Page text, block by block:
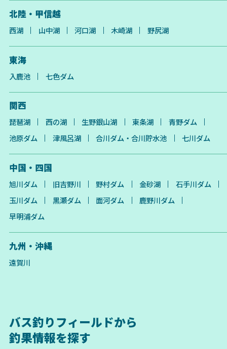
北陸・甲信越
西湖 山中湖 河口湖 木崎湖 野尻湖
東海
入鹿池 七色ダム
関西
琵琶湖 西の湖 生野銀山湖 東条湖
青野ダム
池原ダム
津風呂湖 合川ダム・合川貯水池 七川ダム
中国・四国
旭川ダム 旧吉野川 野村ダム 金砂湖
石手川ダム
玉川ダム
黒瀬ダム 面河ダム
鹿野川ダム
早明浦ダム
九州・沖縄
遠賀川
バス釣りフィールドから
釣果情報を探す